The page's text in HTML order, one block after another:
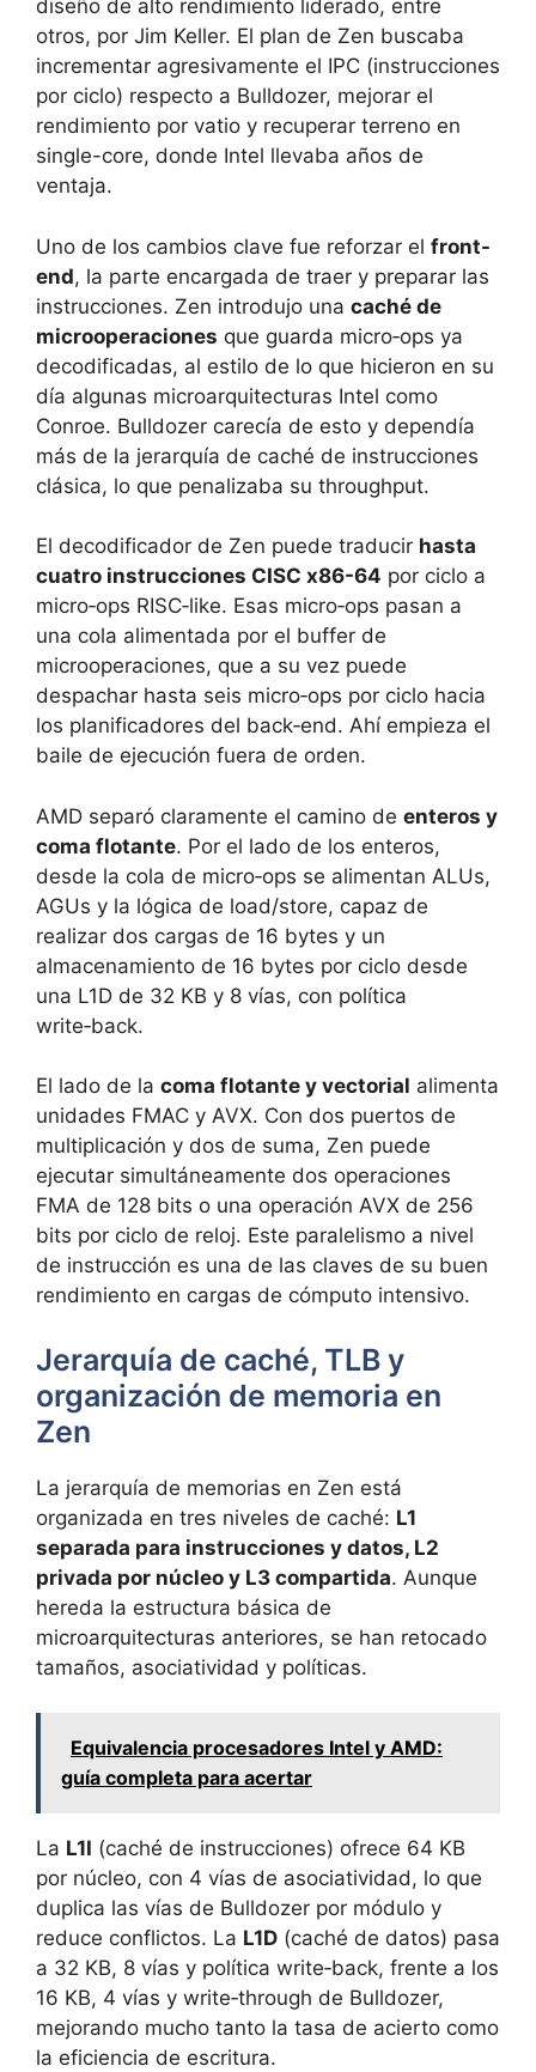
diseño de alto rendimiento liderado, entre
otros, por Jim Keller. El plan de Zen buscaba
incrementar agresivamente el IPC (instrucciones
por ciclo) respecto a Bulldozer, mejorar el
rendimiento por vatio y recuperar terreno en
single-core, donde Intel llevaba años de
ventaja.
Uno de los cambios clave fue reforzar el front-
end, la parte encargada de traer y preparar las
instrucciones. Zen introdujo una caché de
microoperaciones que guarda micro‑ops ya
decodificadas, al estilo de lo que hicieron en su
día algunas microarquitecturas Intel como
Conroe. Bulldozer carecía de esto y dependía
más de la jerarquía de caché de instrucciones
clásica, lo que penalizaba su throughput.
El decodificador de Zen puede traducir hasta
cuatro instrucciones CISC x86-64 por ciclo a
micro‑ops RISC‑like. Esas micro‑ops pasan a
una cola alimentada por el buffer de
microoperaciones, que a su vez puede
despachar hasta seis micro‑ops por ciclo hacia
los planificadores del back‑end. Ahí empieza el
baile de ejecución fuera de orden.
AMD separó claramente el camino de enteros y
coma flotante. Por el lado de los enteros,
desde la cola de micro‑ops se alimentan ALUs,
AGUs y la lógica de load/store, capaz de
realizar dos cargas de 16 bytes y un
almacenamiento de 16 bytes por ciclo desde
una L1D de 32 KB y 8 vías, con política
write‑back.
El lado de la coma flotante y vectorial alimenta
unidades FMAC y AVX. Con dos puertos de
multiplicación y dos de suma, Zen puede
ejecutar simultáneamente dos operaciones
FMA de 128 bits o una operación AVX de 256
bits por ciclo de reloj. Este paralelismo a nivel
de instrucción es una de las claves de su buen
rendimiento en cargas de cómputo intensivo.
Jerarquía de caché, TLB y
organización de memoria en
Zen
La jerarquía de memorias en Zen está
organizada en tres niveles de caché: L1
separada para instrucciones y datos, L2
privada por núcleo y L3 compartida. Aunque
hereda la estructura básica de
microarquitecturas anteriores, se han retocado
tamaños, asociatividad y políticas.
Equivalencia procesadores Intel y AMD:
guía completa para acertar
La L1I (caché de instrucciones) ofrece 64 KB
por núcleo, con 4 vías de asociatividad, lo que
duplica las vías de Bulldozer por módulo y
reduce conflictos. La L1D (caché de datos) pasa
a 32 KB, 8 vías y política write‑back, frente a los
16 KB, 4 vías y write‑through de Bulldozer,
mejorando mucho tanto la tasa de acierto como
la eficiencia de escritura.